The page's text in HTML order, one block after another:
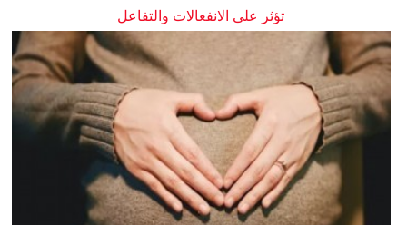
تؤثر على الانفعالات والتفاعل